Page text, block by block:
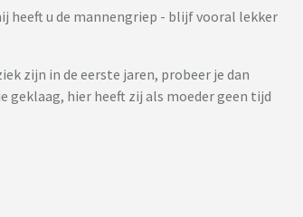
heeft u de mannengriep - blijf vooral lekker
zijn in de eerste jaren, probeer je dan
hier heeft zij als moeder geen tijd